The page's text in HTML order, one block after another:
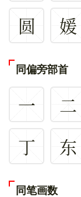
圆
媛
同偏旁部首
一 二
丁
东
同笔画数